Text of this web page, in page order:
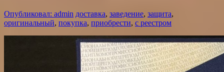
Опубликовал: admin доставка, заведение, защита,
оригинальный, покупка, приобрести, с реестром